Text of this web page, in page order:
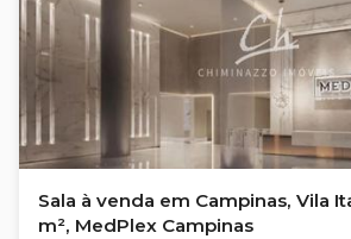
Sala à venda em Campinas, Vila
m², MedPlex Campinas